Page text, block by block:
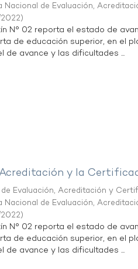
Nacional de Evaluación,
)
N° 02 reporta el estado de
de educación superior, en el
de avance y las dificultades ...
y la
Evaluación, Acreditación y
Nacional de Evaluación,
)
N° 02 reporta el estado de
de educación superior, en el
de avance y las dificultades ...